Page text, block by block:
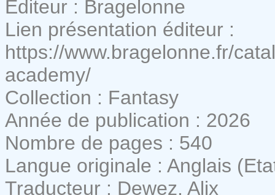
Editeur : Bragelonne
Lien présentation éditeur :
https://www.bragelonne.fr/
academy/
Collection : Fantasy
Année de publication : 2026
Nombre de pages : 540
Langue originale : Anglais
Traducteur : Dewez, Alix